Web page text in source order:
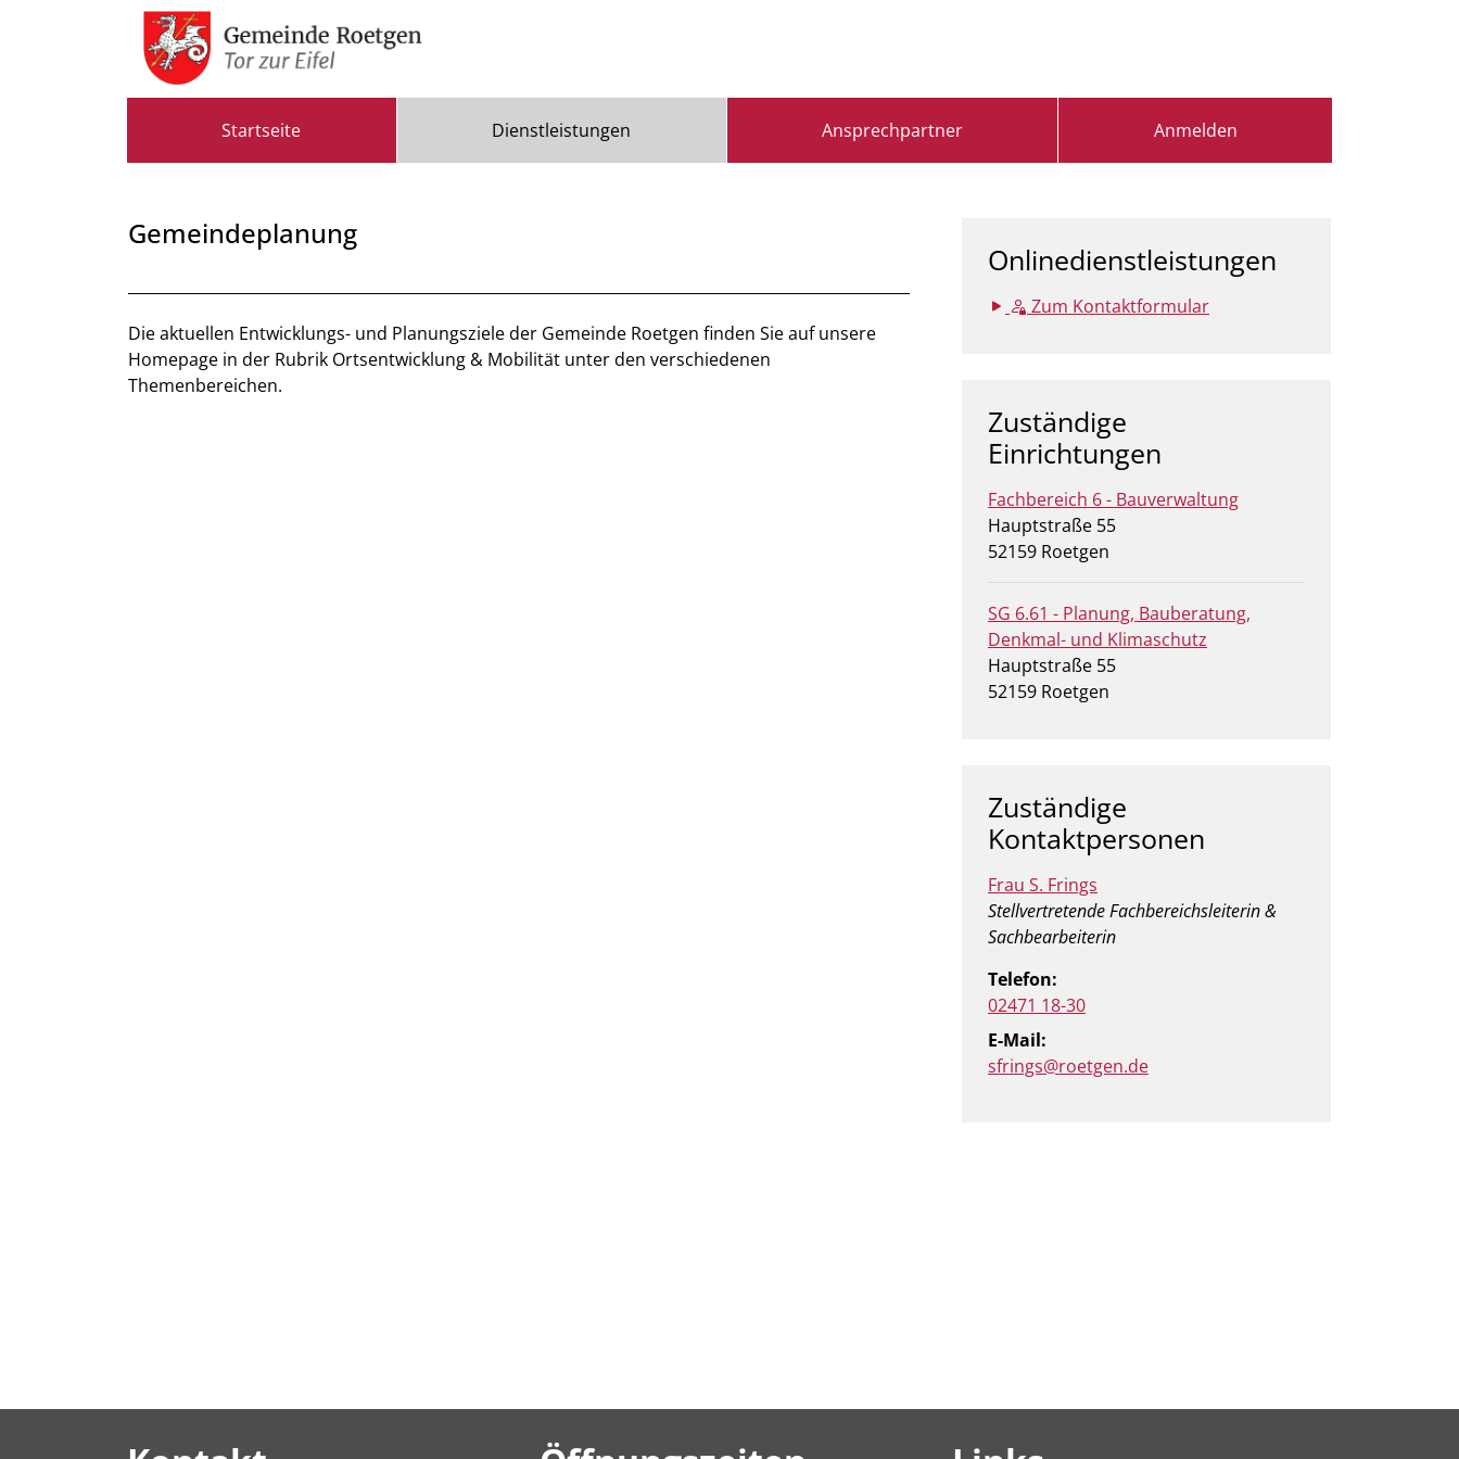
Zum Hauptinhalt springen
Startseite Dienstleistungen Ansprechpartner Anmelden
Gemeindeplanung
Beschreibung
Die aktuellen Entwicklungs- und Planungsziele der Gemeinde Roetgen finden Sie auf unsere
Homepage in der Rubrik Ortsentwicklung & Mobilität unter den verschiedenen
Themenbereichen.
Onlinedienstleistungen
Zum Kontaktformular
Zuständige
Einrichtungen
Fachbereich 6 - Bauverwaltung
Straße:
Hauptstraße Hausnummer:
55
PLZ:
52159 Ort:
Roetgen
SG 6.61 - Planung, Bauberatung,
Denkmal- und Klimaschutz
Straße:
Hauptstraße Hausnummer:
55
PLZ:
52159 Ort:
Roetgen
Zuständige
Kontaktpersonen
Frau S. Frings
Position:
Stellvertretende Fachbereichsleiterin &
Sachbearbeiterin
Telefon:
02471 18-30
E-Mail:
sfrings@roetgen.de